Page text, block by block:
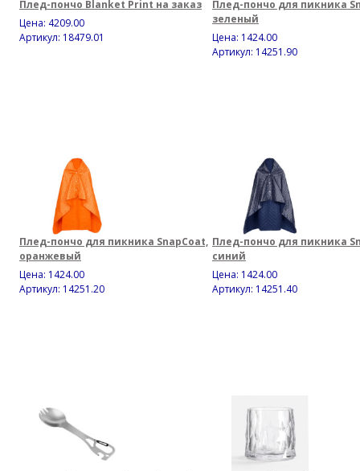
Плед-пончо Blanket Print на заказ
Цена: 4209.00
Артикул: 18479.01
Плед-пончо для пикника
зеленый
Цена: 1424.00
Артикул: 14251.90
Плед-пончо для пикника SnapCoat,
оранжевый
Цена: 1424.00
Артикул: 14251.20
Плед-пончо для пикника
синий
Цена: 1424.00
Артикул: 14251.40